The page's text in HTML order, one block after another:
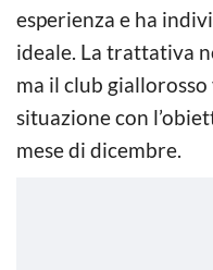
esperienza e ha
ideale. La trattativa
ma il club
situazione con
mese di dicembre.